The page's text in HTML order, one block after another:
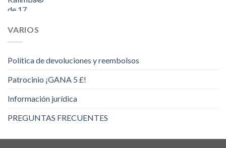
VARIOS
Política de devoluciones y reembolsos
Patrocinio ¡GANA 5 £!
Información jurídica
PREGUNTAS FRECUENTES